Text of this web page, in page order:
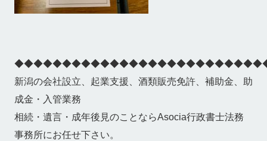
新潟の会社設立、起業支援、酒類販売免許、補助金、助
成金・入管業務
相続・遺言・成年後見のことならAsocia行政書士法務
事務所にお任せ下さい。